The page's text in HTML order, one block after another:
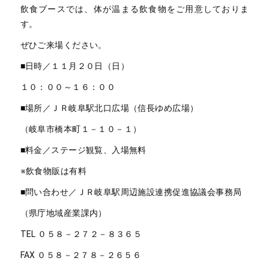
飲食ブースでは、体が温まる飲食物をご用意しておりま
す。
ぜひご来場ください。
■日時／１１月２０日（日）
１０：００～１６：００
■場所／ＪＲ岐阜駅北口広場（信長ゆめ広場）
（岐阜市橋本町１－１０－１）
■料金／ステージ観覧、入場無料
※飲食物販は有料
■問い合わせ／ＪＲ岐阜駅周辺施設連携促進協議会事務局
（県庁地域産業課内）
TEL ０５８－２７２－８３６５
FAX ０５８－２７８－２６５６